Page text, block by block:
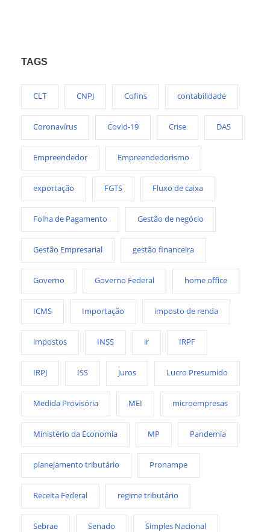
TAGS
CLT CNPJ Cofins contabilidade
Coronavírus Covid-19 Crise DAS
Empreendedor Empreendedorismo
exportação FGTS Fluxo de caixa
Folha de Pagamento Gestão de negócio
Gestão Empresarial gestão financeira
Governo Governo Federal home office
ICMS Importação imposto de renda
impostos INSS ir IRPF
IRPJ ISS Juros Lucro Presumido
Medida Provisória MEI microempresas
Ministério da Economia MP Pandemia
planejamento tributário Pronampe
Receita Federal regime tributário
Sebrae Senado Simples Nacional